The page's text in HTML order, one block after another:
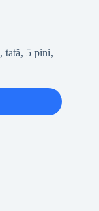
tată, 5 pini,